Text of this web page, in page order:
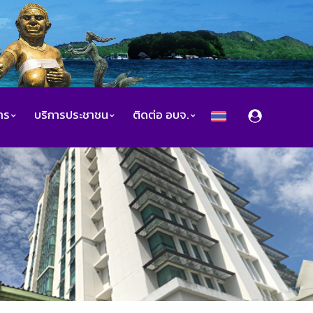
บริการประชาชน ติดต่อ อบจ.